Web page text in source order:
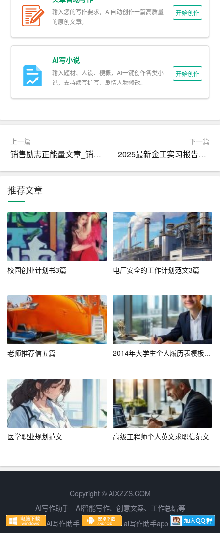
加了XX竞赛，获得了XX奖项。
二、个人能力与特长
1.组织协调能力
在校园生活中，我积极参与各类活动，担任过XX社团的XX
职务，负责组织策划XX活动。在这个过程中，我锻炼了自
己的组织协调能力，学会了如何与人沟通、协作，确保活
我热衷于参加实践活动，曾在XX公司实习，担任XX职位。
实习期间，我充分发挥自己的专业特长，为公司解决了XX
3.团队协作能力
在团队合作中，我善于倾听他人意见，尊重团队成员，充
分发挥每个人的特长。在项目实施过程中，我能够迅速融
入团队，与成员共同完成任务。
4.创新精神
我具备较强的创新精神，善于发现问题和解决问题。在学
术研究方面，我参与了XX项目，提出了XX创新点，为项目
的研究工作做出了贡献。
三、个人发展规划
在未来的学术道路上，我将继续努力，争取在XX领域取得
更高的成就。我计划攻读硕士、博士学位，深入研究XX问
题，为我国XX事业做出贡献。
2.职业规划
X行业。在工作中，我将不断学习、进步，争取成为行业内
四、结语
最后，请允许我再次表达对贵单位XX项目的热忱。我相
输入您的写作要求，AI自动创作一篇高质量
的原创文章。
开始创作
AI写小说
输入题材、人设、梗概，AI一键创作各类小
说，支持续写扩写、剧情人物修改。
开始创作
上一篇
销售励志正能量文章_销售正能量激励人的美文_励志文章
下一篇
2025最新金工实习报告总结
推荐文章
校园创业计划书3篇 电厂安全的工作计划范文3篇
老师推荐信五篇 2014年大学生个人履历表模板...
医学职业规划范文 高级工程师个人英文求职信范文
Copyright © AIXZZS.COM
AI写作助手 - AI智能写作、创意文案、工作总结等
Ai写作助手
ai写作助手app